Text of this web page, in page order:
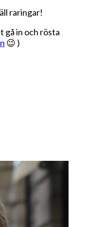
raringar!
gå in och rösta
😉 )